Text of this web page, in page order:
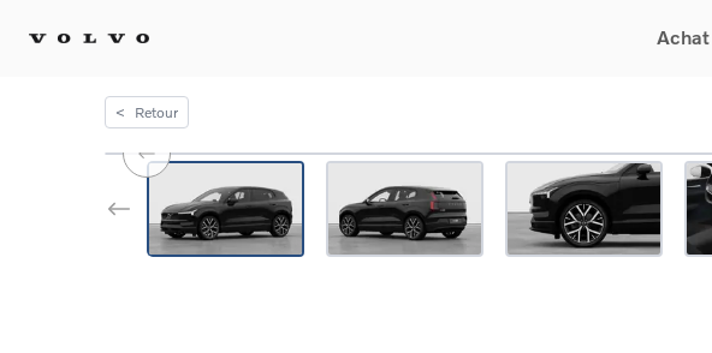
Achat
EX30
EX40
EC40
Configurez votre voiture
Offres du moment
Voitures d'occasion
< Retour